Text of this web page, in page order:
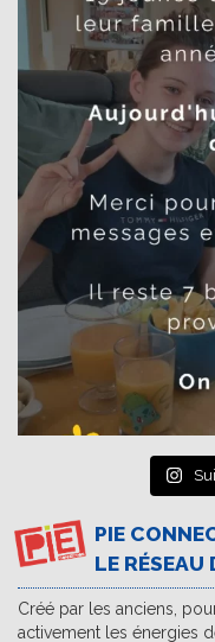
PIE
LE RÉSEAU
Créé par les anciens,
activement les énergies